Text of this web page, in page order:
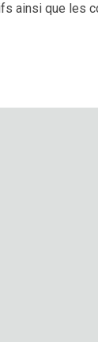
ainsi que les